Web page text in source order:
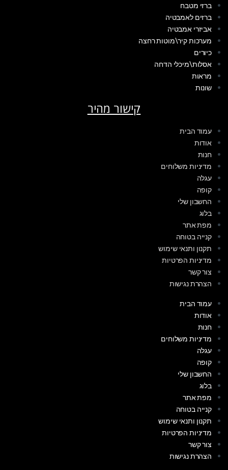
ברזי מטבח
ברזים לאמבטיה
אביזרי אמבטיה
מערכות קיר\מוטות רחצה
כיורים
אסלות\מיכלי הדחה
מראות
שונות
קישור מהיר
עמוד הבית
אודות
חנות
מדיניות משלוחים
עגלה
קופה
החשבון שלי
בלוג
מפת אתר
קנייה בטוחה
תקנון ותנאי שימוש
מדיניות הפרטיות
צור קשר
הצהרת נגישות
עמוד הבית
אודות
חנות
מדיניות משלוחים
עגלה
קופה
החשבון שלי
בלוג
מפת אתר
קנייה בטוחה
תקנון ותנאי שימוש
מדיניות הפרטיות
צור קשר
הצהרת נגישות